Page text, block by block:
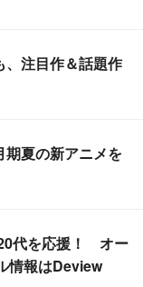
注目作＆話題作
期夏の新アニメを
代を応援！ オー
情報はDeview